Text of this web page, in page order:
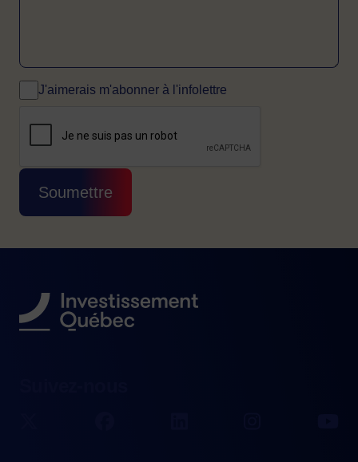
J'aimerais m'abonner à l'infolettre
Cette question sert à vérifier si vous êtes
Soumettre